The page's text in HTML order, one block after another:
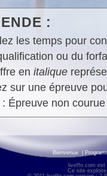
:
les temps pour
ou du
en italique
sur une épreuve
Épreuve non
Bienvenue
liveffn.com est
Ce site